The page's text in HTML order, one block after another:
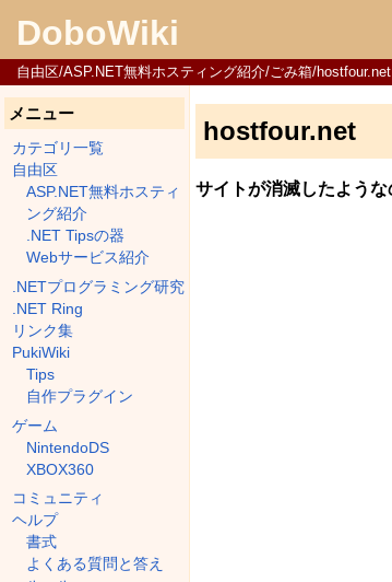
DoboWiki
自由区/ASP.NET無料ホスティング紹介/ごみ箱/hostfour.net
メニュー
カテゴリ一覧
自由区
ASP.NET無料ホスティ
ング紹介
.NET Tipsの器
Webサービス紹介
.NETプログラミング研究
.NET Ring
リンク集
PukiWiki
Tips
自作プラグイン
ゲーム
NintendoDS
XBOX360
コミュニティ
ヘルプ
書式
よくある質問と答え
hostfour.net
サイトが消滅したような